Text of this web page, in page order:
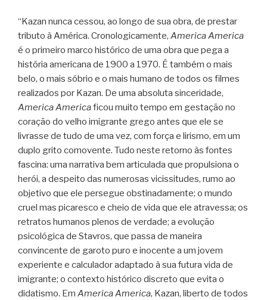
“Kazan nunca cessou, ao longo de sua obra, de prestar
tributo à América. Cronologicamente, America America
é o primeiro marco histórico de uma obra que pega a
história americana de 1900 a 1970. É também o mais
belo, o mais sóbrio e o mais humano de todos os filmes
realizados por Kazan. De uma absoluta sinceridade,
America Americaficou muito tempo em gestação no
coração do velho imigrante grego antes que ele se
livrasse de tudo de uma vez, com força e lirismo, em um
duplo grito comovente. Tudo neste retorno às fontes
fascina: uma narrativa bem articulada que propulsiona o
herói, a despeito das numerosas vicissitudes, rumo ao
objetivo que ele persegue obstinadamente; o mundo
cruel mas picaresco e cheio de vida que ele atravessa; os
retratos humanos plenos de verdade; a evolução
psicológica de Stavros, que passa de maneira
convincente de garoto puro e inocente a um jovem
experiente e calculador adaptado à sua futura vida de
imigrante; o contexto histórico discreto que evita o
didatismo. Em America America, Kazan, liberto de todos